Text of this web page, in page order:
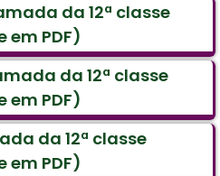
da 12ª classe
em PDF)
da 12ª classe
em PDF)
da 12ª classe
em PDF)